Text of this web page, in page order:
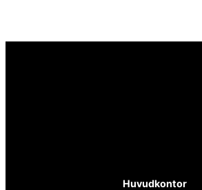
Huvudkontor